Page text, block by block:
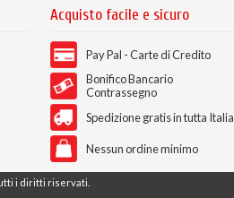
Acquisto facile e sicuro
Pay Pal - Carte di Credito
Bonifico Bancario
Contrassegno
Spedizione gratis in tutta Italia
Nessun ordine minimo
i diritti riservati.